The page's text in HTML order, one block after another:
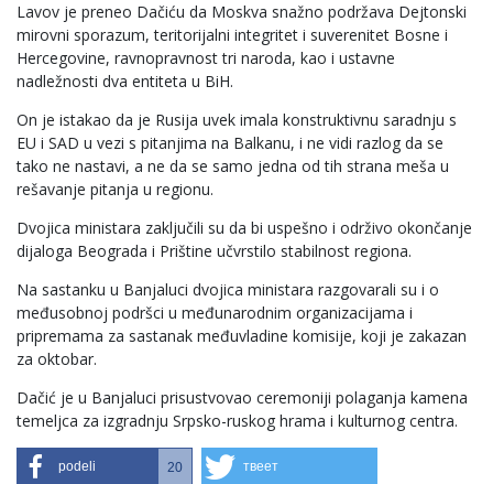
Lavov je preneo Dačiću da Moskva snažno podržava Dejtonski
mirovni sporazum, teritorijalni integritet i suverenitet Bosne i
Hercegovine, ravnopravnost tri naroda, kao i ustavne
nadležnosti dva entiteta u BiH.
On je istakao da je Rusija uvek imala konstruktivnu saradnju s
EU i SAD u vezi s pitanjima na Balkanu, i ne vidi razlog da se
tako ne nastavi, a ne da se samo jedna od tih strana meša u
rešavanje pitanja u regionu.
Dvojica ministara zaključili su da bi uspešno i održivo okončanje
dijaloga Beograda i Prištine učvrstilo stabilnost regiona.
Na sastanku u Banjaluci dvojica ministara razgovarali su i o
međusobnoj podršci u međunarodnim organizacijama i
pripremama za sastanak međuvladine komisije, koji je zakazan
za oktobar.
Dačić je u Banjaluci prisustvovao ceremoniji polaganja kamena
temeljca za izgradnju Srpsko-ruskog hrama i kulturnog centra.
podeli 20 твеет